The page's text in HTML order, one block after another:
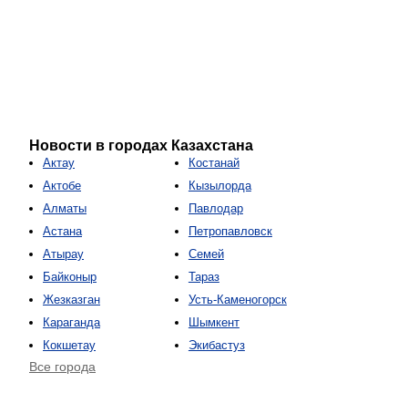
Новости в городах Казахстана
Актау
Актобе
Алматы
Астана
Атырау
Байконыр
Жезказган
Караганда
Кокшетау
Костанай
Кызылорда
Павлодар
Петропавловск
Семей
Тараз
Усть-Каменогорск
Шымкент
Экибастуз
Все города